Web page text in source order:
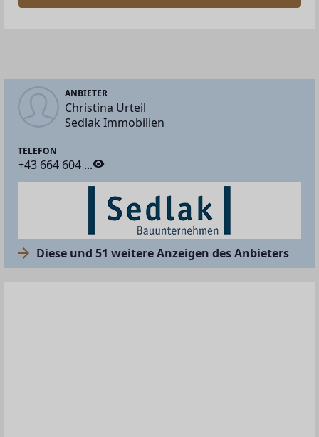
ANBIETER
Christina Urteil
Sedlak Immobilien
TELEFON
+43 664 604 ...
Diese und 51 weitere Anzeigen des Anbieters